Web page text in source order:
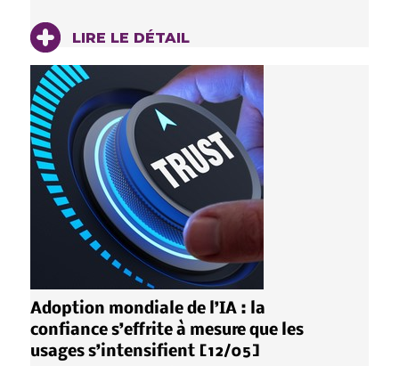
LIRE LE DÉTAIL
Adoption mondiale de l’IA : la
confiance s’effrite à mesure que les
usages s’intensifient [12/05]